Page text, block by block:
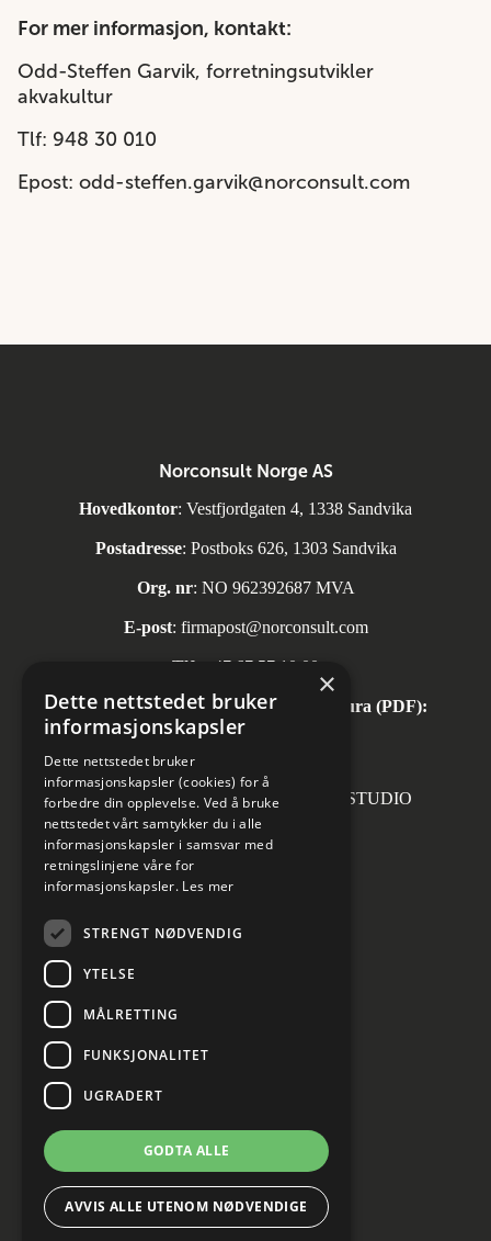
For mer informasjon, kontakt:
Odd-Steffen Garvik, forretningsutvikler
akvakultur
Tlf: 948 30 010
Epost: odd-steffen.garvik@norconsult.com
Norconsult Norge AS
Hovedkontor: Vestfjordgaten 4, 1338 Sandvika
Postadresse: Postboks 626, 1303 Sandvika
Org. nr: NO 962392687 MVA
E-post: firmapost@norconsult.com
Tlf: +47 67 57 10 00
Automatisk mottak av inngående faktura (PDF):
invoice.no@norconsult.com
Forsidefoto: RASMUS HJORTSHOJ STUDIO
Cookies innstillinger
×
Dette nettstedet bruker
informasjonskapsler
Dette nettstedet bruker
informasjonskapsler (cookies) for å
forbedre din opplevelse. Ved å bruke
nettstedet vårt samtykker du i alle
informasjonskapsler i samsvar med
retningslinjene våre for
informasjonskapsler. Les mer
STRENGT NØDVENDIG
YTELSE
MÅLRETTING
FUNKSJONALITET
UGRADERT
GODTA ALLE
AVVIS ALLE UTENOM NØDVENDIGE